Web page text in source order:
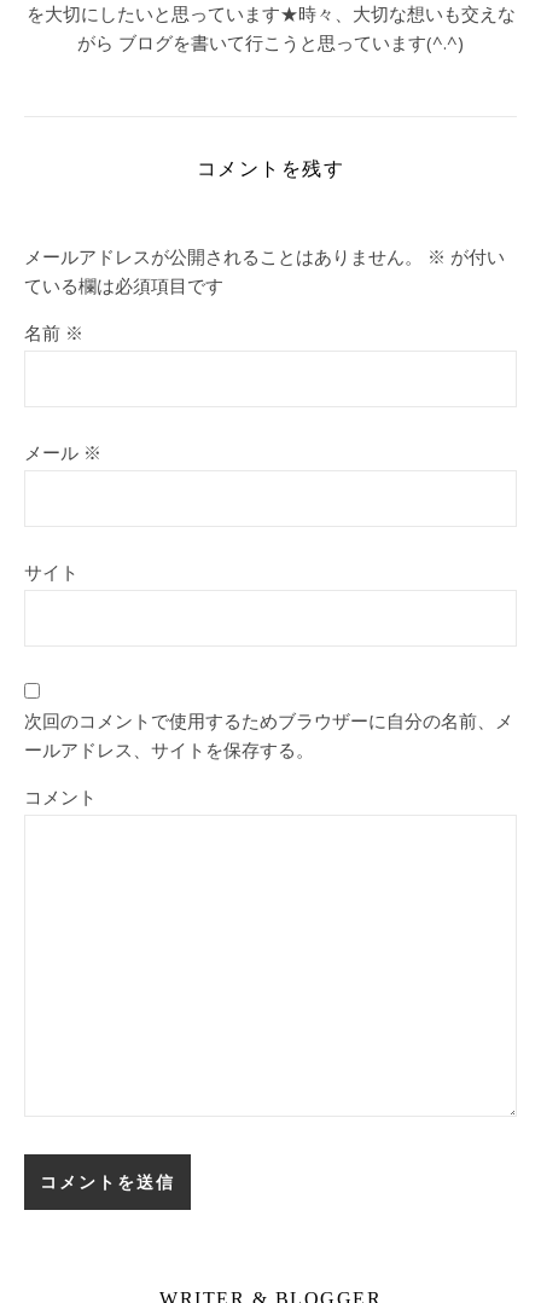
を大切にしたいと思っています★時々、大切な想いも交えな
がら ブログを書いて行こうと思っています(^.^)
コメントを残す
メールアドレスが公開されることはありません。 ※ が付い
ている欄は必須項目です
名前 ※
メール ※
サイト
次回のコメントで使用するためブラウザーに自分の名前、メ
ールアドレス、サイトを保存する。
コメント
WRITER & BLOGGER